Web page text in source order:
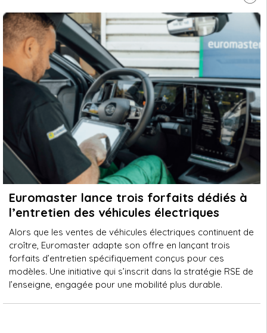
Euromaster lance trois forfaits dédiés à
l’entretien des véhicules électriques
Alors que les ventes de véhicules électriques continuent de
croître, Euromaster adapte son offre en lançant trois
forfaits d’entretien spécifiquement conçus pour ces
modèles. Une initiative qui s’inscrit dans la stratégie RSE de
l’enseigne, engagée pour une mobilité plus durable.